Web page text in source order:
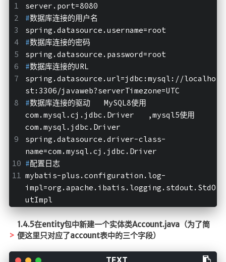
server.port=8080
#数据库连接的用户名
spring.datasource.username=root
#数据库连接的密码
spring.datasource.password=root
#数据库连接的URL
spring.datasource.url=jdbc:mysql://localho
st:3306/javaweb?serverTimezone=UTC
#数据库连接的驱动   MySQL8使用
com.mysql.cj.jdbc.Driver   ,mysql5使用
com.mysql.jdbc.Driver
spring.datasource.driver-class-
name=com.mysql.cj.jdbc.Driver
#配置日志
mybatis-plus.configuration.log-
impl=org.apache.ibatis.logging.stdout.StdO
utImpl
1.4.5在entity包中新建一个实体类Account.java（为了简
便这里只对应了account表中的三个字段）